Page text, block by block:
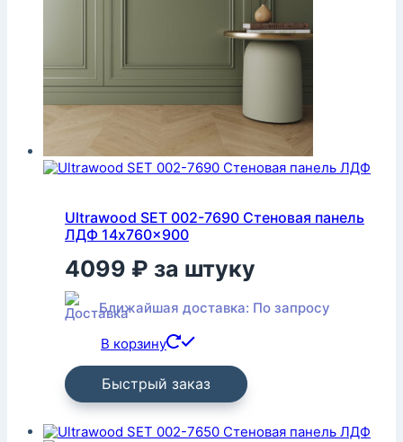
Ultrawood SET 002-7690 Стеновая панель
ЛДФ 14x760x900
4099 ₽ за штуку
Ближайшая доставка: По запросу
В корзину
Быстрый заказ